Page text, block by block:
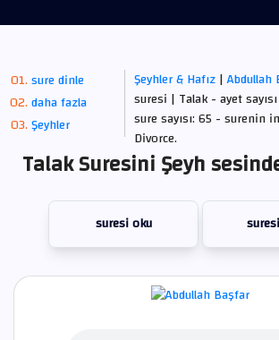
sure dinle
daha fazla
Şeyhler
Şeyhler & Hafız|Abdullah
suresi | Talak - ayet
sure sayısı: 65 - surenin
Divorce.
Talak Suresini Şeyh
suresi oku